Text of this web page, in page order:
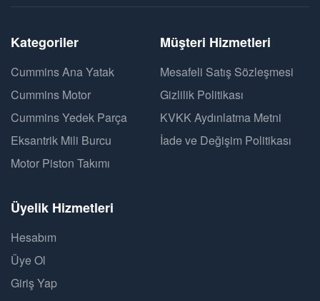
Kategoriler
Cummins Ana Yatak
Cummins Motor
Cummins Yedek Parça
Eksantrik Mili Burcu
Motor Piston Takımı
Müşteri Hizmetleri
Mesafeli Satış Sözleşmesi
Gizlilik Politikası
KVKK Aydınlatma Metni
İade ve Değişim Politikası
Üyelik Hizmetleri
Hesabım
Üye Ol
Giriş Yap